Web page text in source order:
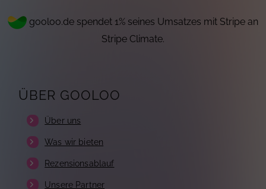
gooloo.de spendet 1% seines Umsatzes mit Stripe an
Stripe Climate.
ÜBER GOOLOO
Über uns
Was wir bieten
Rezensionsablauf
Unsere Partner